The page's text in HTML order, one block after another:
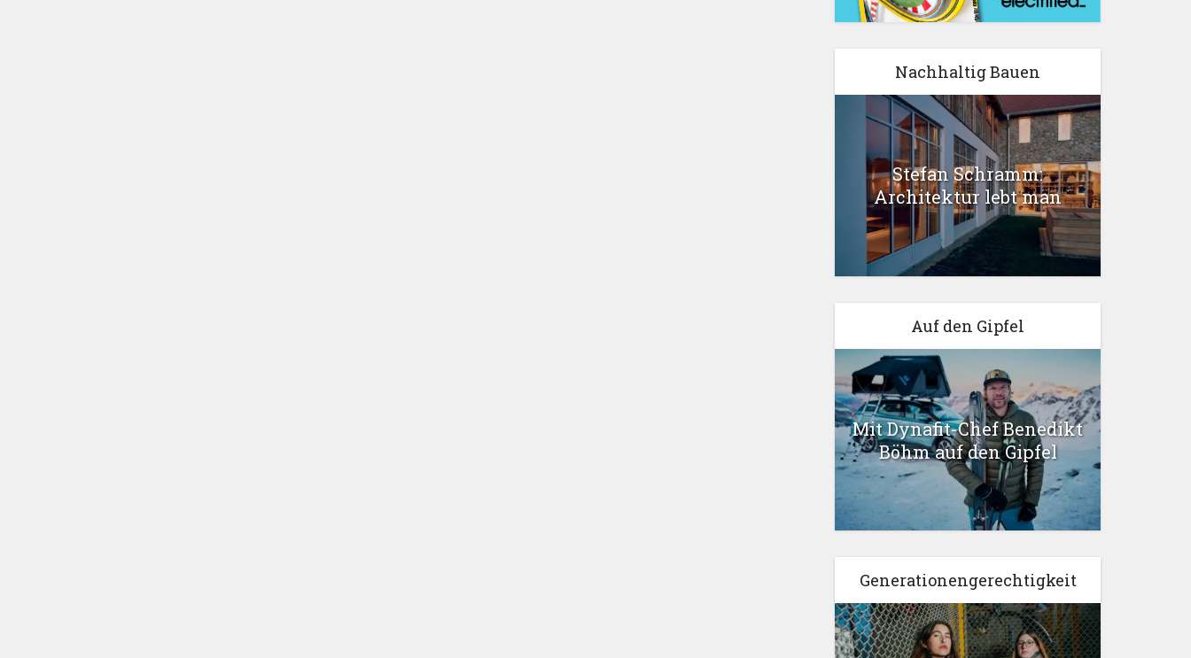
Nachhaltig Bauen
Stefan Schramm:
Architektur lebt man
Auf den Gipfel
Mit Dynafit-Chef Benedikt
Böhm auf den Gipfel
Generationengerechtigkeit